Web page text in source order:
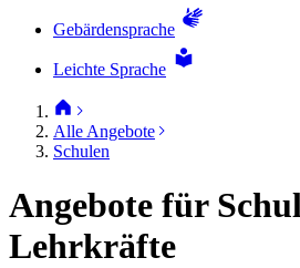
Gebärdensprache
Leichte Sprache
Alle Angebote
Schulen
Angebote für
Lehrkräfte